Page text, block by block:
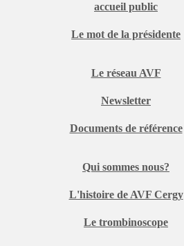
accueil public
Le mot de la présidente
Le réseau AVF
Newsletter
Documents de référence
Qui sommes nous?
L'histoire de AVF Cergy
Le trombinoscope